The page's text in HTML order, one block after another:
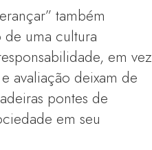
também
uma cultura
em vez
avaliação deixam de
pontes de
em seu